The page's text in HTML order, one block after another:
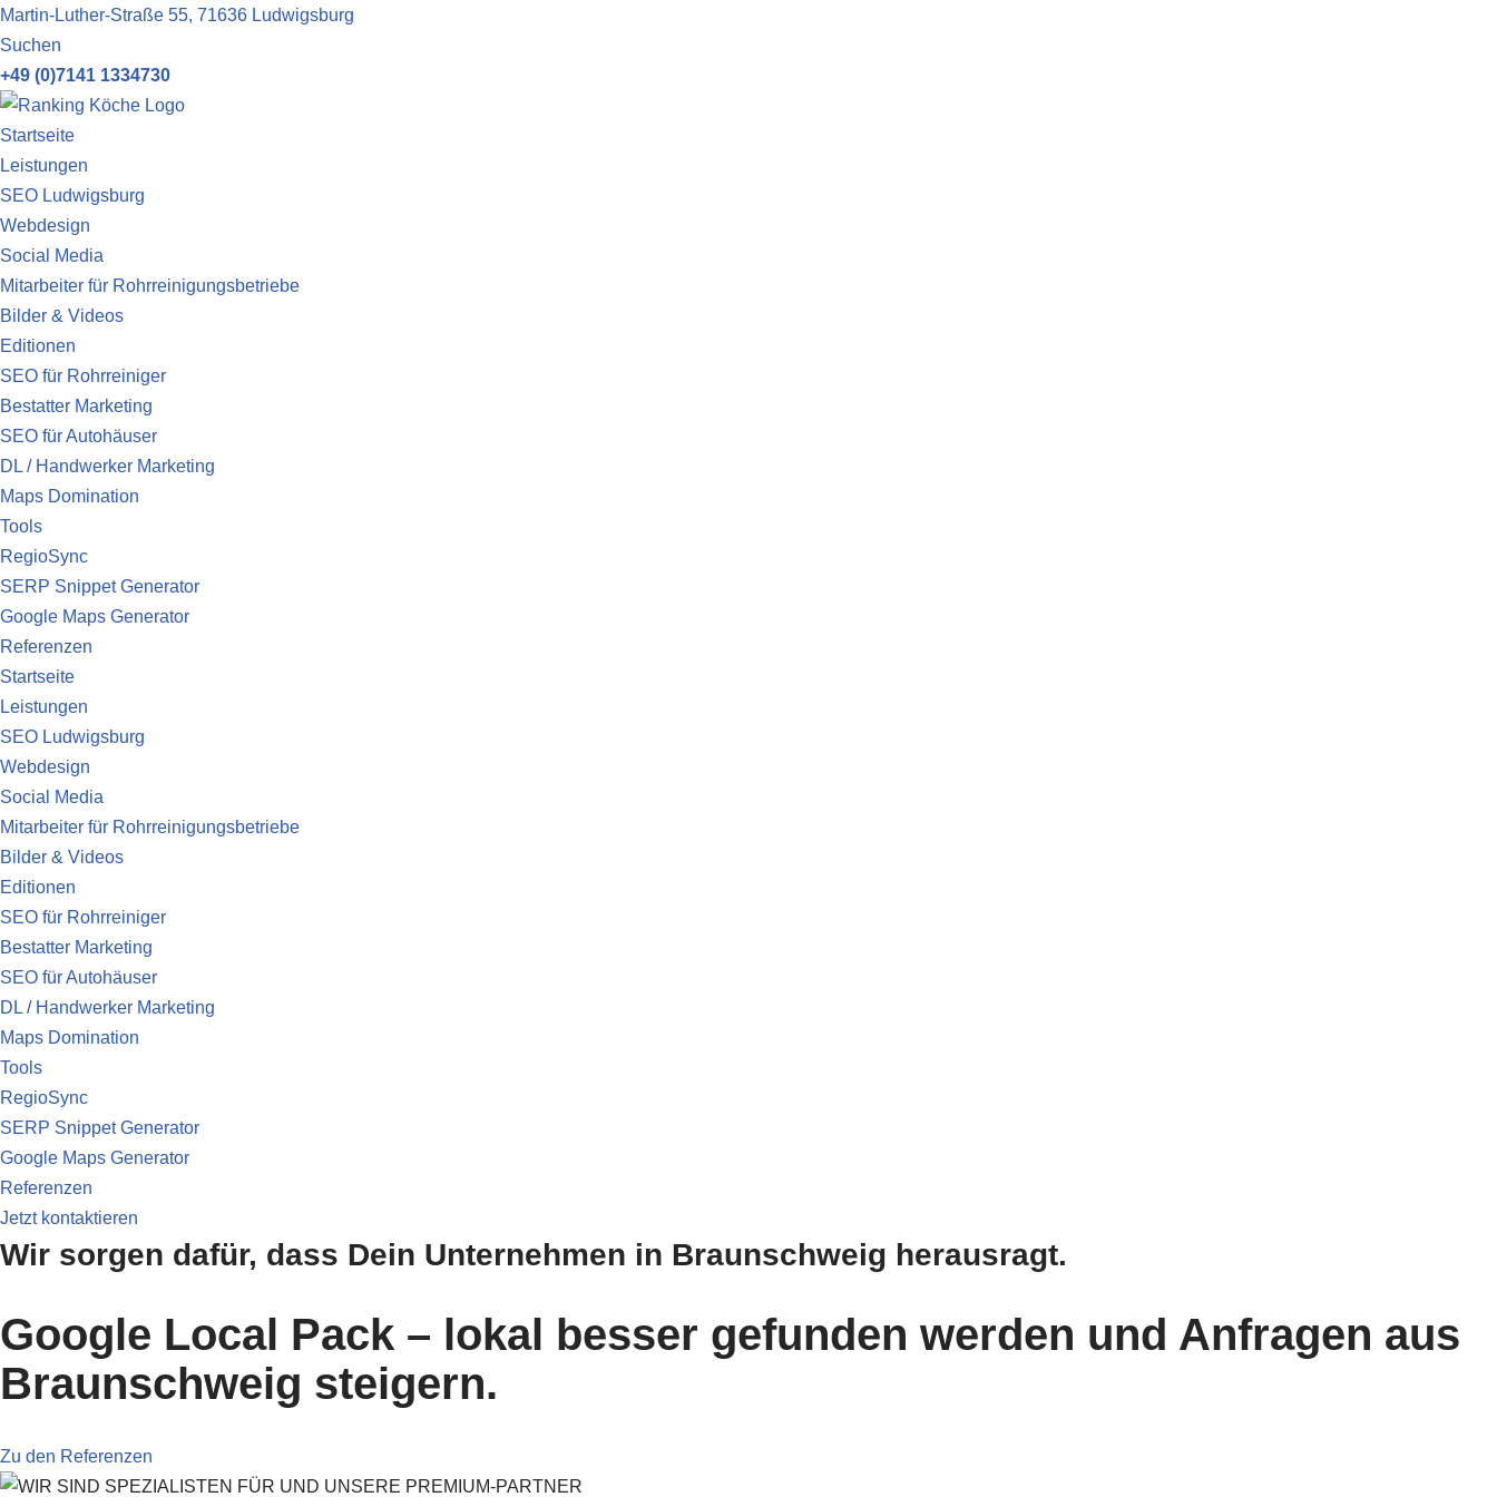
Inhalt
Martin-Luther-Straße 55, 71636 Ludwigsburg
Suchen
+49 (0)7141 1334730
Startseite
Leistungen
SEO Ludwigsburg
Webdesign
Social Media
Mitarbeiter für Rohrreinigungsbetriebe
Bilder & Videos
Editionen
SEO für Rohrreiniger
Bestatter Marketing
SEO für Autohäuser
DL / Handwerker Marketing
Maps Domination
Tools
RegioSync
SERP Snippet Generator
Google Maps Generator
Referenzen
Startseite
Leistungen
SEO Ludwigsburg
Webdesign
Social Media
Mitarbeiter für Rohrreinigungsbetriebe
Bilder & Videos
Editionen
SEO für Rohrreiniger
Bestatter Marketing
SEO für Autohäuser
DL / Handwerker Marketing
Maps Domination
Tools
RegioSync
SERP Snippet Generator
Google Maps Generator
Referenzen
Jetzt kontaktieren
Wir sorgen dafür, dass Dein Unternehmen in Braunschweig herausragt.
Google Local Pack – lokal besser gefunden werden und Anfragen aus
Braunschweig steigern.
Zu den Referenzen